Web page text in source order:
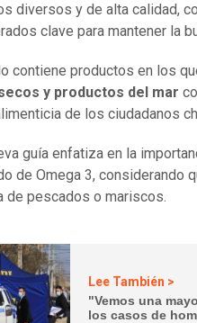
diversos y de alta calidad,
clave para mantener la
contiene productos en los
y productos del mar
de los ciudadanos
guía enfatiza en la
de Omega 3, considerando
de pescados o mariscos.
Lee También >
"Vemos una
los casos de